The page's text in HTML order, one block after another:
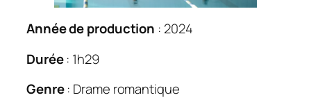
Année de production : 2024
Durée: 1h29
Genre: Drame romantique